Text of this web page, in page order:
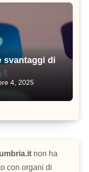
svantaggi di
4, 2025
non ha
con organi di